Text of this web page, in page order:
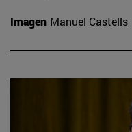
Imagen Manuel Castells